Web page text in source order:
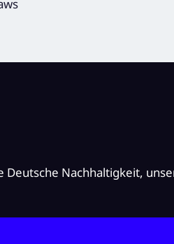
Nachhaltigkeit,